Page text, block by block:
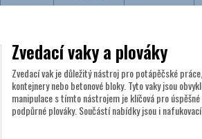
Zvedací vaky a plováky
Zvedací vak je důležitý nástroj pro potápěčské
kontejnery nebo betonové bloky. Tyto vaky jsou
manipulace s tímto nástrojem je klíčová pro
podpůrné plováky. Součástí nabídky jsou i